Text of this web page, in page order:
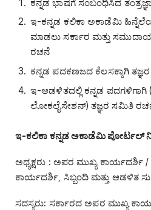
ಕನ್ನಡ ಭಾಷೆಗೆ ಸಂಬಂಧಿಸಿದ
ಇ-ಕನ್ನಡ ಕಲಿಕಾ ಅಕಾಡೆಮಿ
ಮಾಡಲು ಸರ್ಕಾರ ಮತ್ತು
ರಚನೆ
ಕನ್ನಡ ಪದಕಣಜದ ಕೆಲಸಕ್ಕಾಗಿ
ಇ-ಆಡಳಿತದಲ್ಲಿ ಕನ್ನಡ ಪದಗಳಿಗಾಗಿ
ಲೋಕಲೈಸೇಶನ್‌) ತಜ್ಞರ ಸಮಿತಿ
ಇ-ಕಲಿಕಾ ಕನ್ನಡ ಅಕಾಡೆಮಿ ಪೋರ್ಟಲ್
ಅಧ್ಯಕ್ಷರು : ಅಪರ ಮುಖ್ಯ ಕಾರ್ಯದರ್ಶಿ
ಕಾರ್ಯದರ್ಶಿ, ಸಿಬ್ಬಂದಿ ಮತ್ತು ಆಡಳಿತ
ಸದಸ್ಯರು: ಸರ್ಕಾರದ ಅಪರ ಮುಖ್ಯ